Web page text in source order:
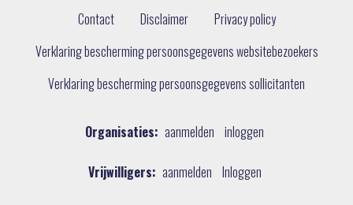
Contact Disclaimer
Privacy policy
Verklaring bescherming persoonsgegevens websitebezoekers
Verklaring bescherming persoonsgegevens sollicitanten
Organisaties: aanmelden inloggen
Vrijwilligers: aanmelden Inloggen